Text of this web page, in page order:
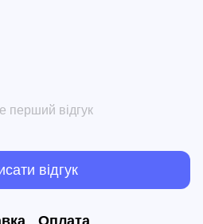
перший відгук
відгук
Оплата